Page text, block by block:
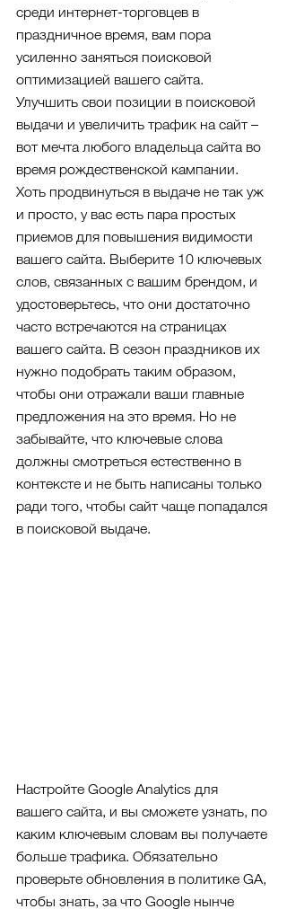
среди интернет-торговцев в
праздничное время, вам пора
усиленно заняться поисковой
оптимизацией вашего сайта.
Улучшить свои позиции в поисковой
выдачи и увеличить трафик на сайт –
вот мечта любого владельца сайта во
время рождественской кампании.
Хоть продвинуться в выдаче не так уж
и просто, у вас есть пара простых
приемов для повышения видимости
вашего сайта. Выберите 10 ключевых
слов, связанных с вашим брендом, и
удостоверьтесь, что они достаточно
часто встречаются на страницах
вашего сайта. В сезон праздников их
нужно подобрать таким образом,
чтобы они отражали ваши главные
предложения на это время. Но не
забывайте, что ключевые слова
должны смотреться естественно в
контексте и не быть написаны только
ради того, чтобы сайт чаще попадался
в поисковой выдаче.
Настройте Google Analytics для
вашего сайта, и вы сможете узнать, по
каким ключевым словам вы получаете
больше трафика. Обязательно
проверьте обновления в политике GA,
чтобы знать, за что Google нынче